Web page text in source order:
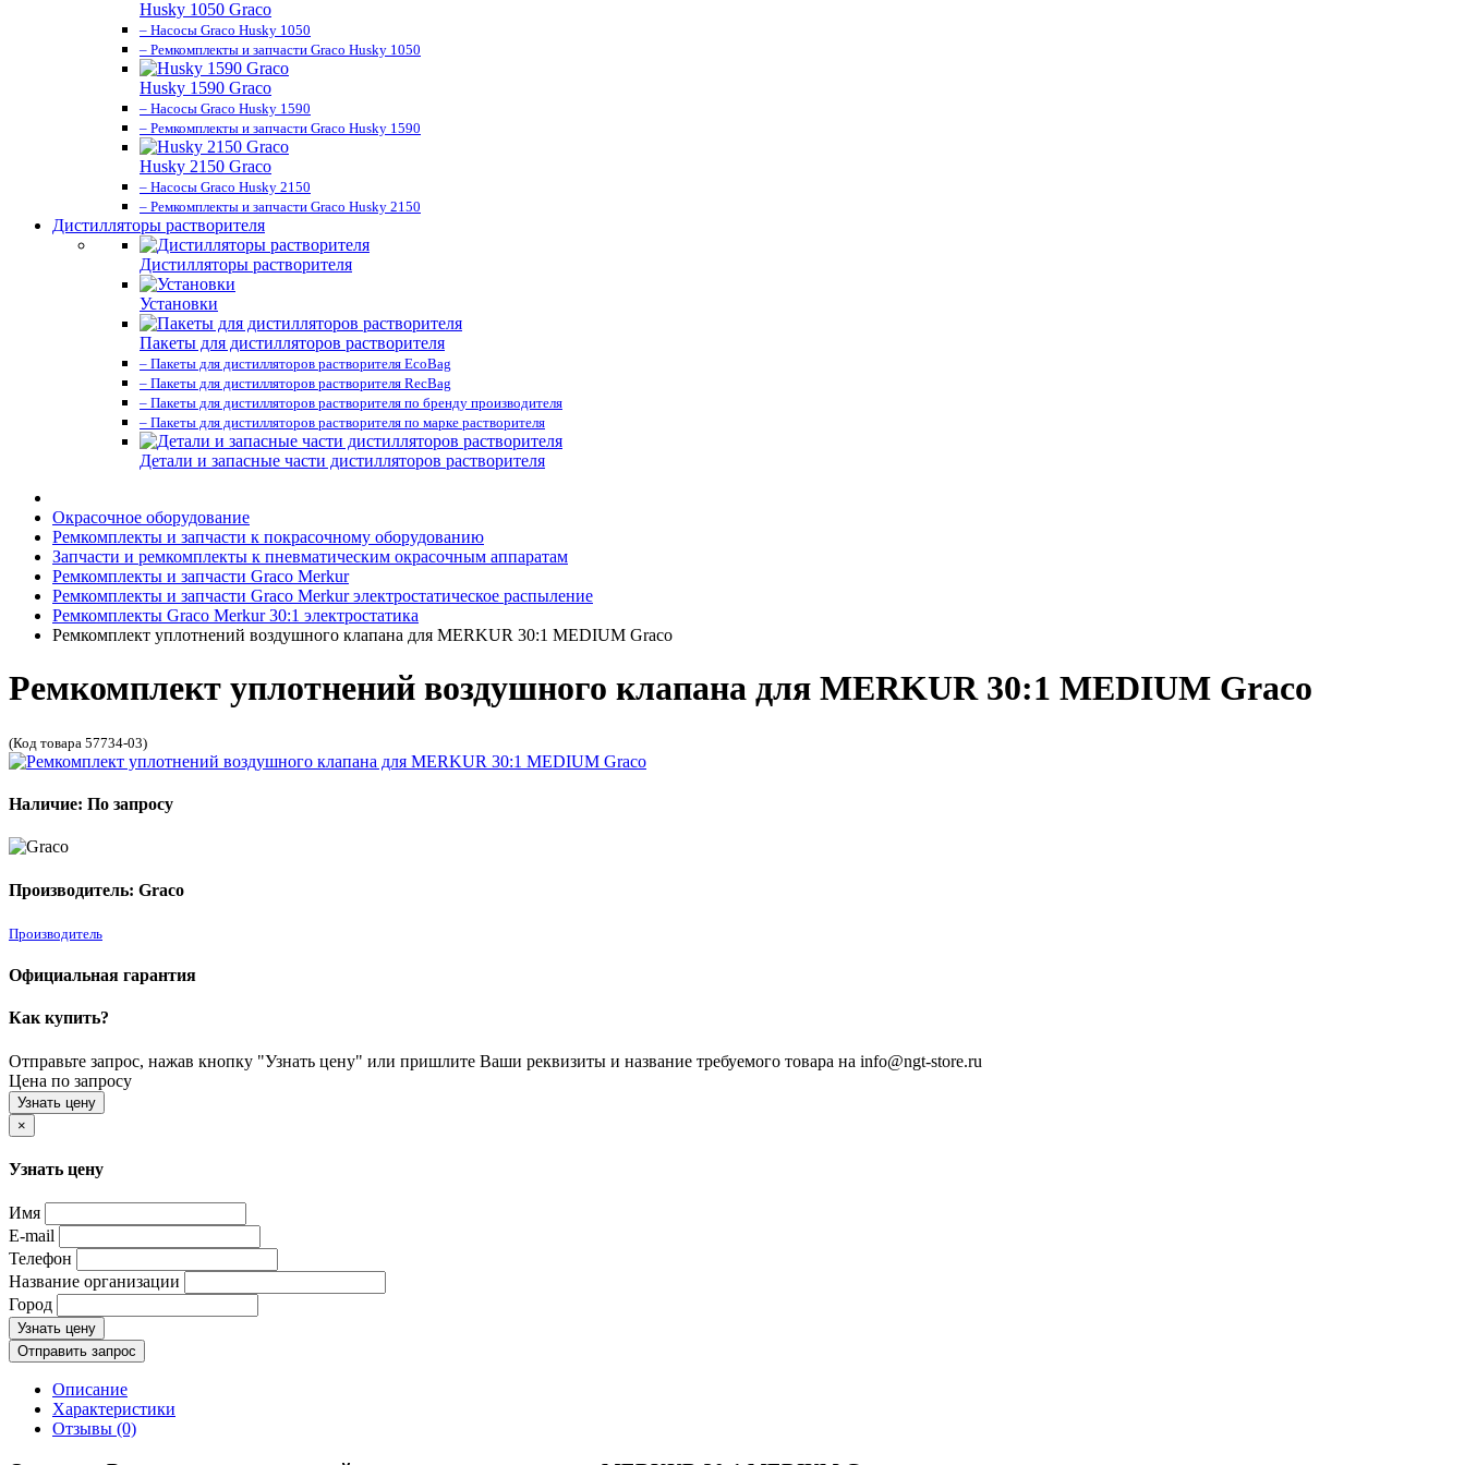
Husky 1050 Graco
– Насосы Graco Husky 1050
– Ремкомплекты и запчасти Graco Husky 1050
Husky 1590 Graco
– Насосы Graco Husky 1590
– Ремкомплекты и запчасти Graco Husky 1590
Husky 2150 Graco
– Насосы Graco Husky 2150
– Ремкомплекты и запчасти Graco Husky 2150
Дистилляторы растворителя
Дистилляторы растворителя
Установки
Пакеты для дистилляторов растворителя
– Пакеты для дистилляторов растворителя EcoBag
– Пакеты для дистилляторов растворителя RecBag
– Пакеты для дистилляторов растворителя по бренду производителя
– Пакеты для дистилляторов растворителя по марке растворителя
Детали и запасные части дистилляторов растворителя
Окрасочное оборудование
Ремкомплекты и запчасти к покрасочному оборудованию
Запчасти и ремкомплекты к пневматическим окрасочным аппаратам
Ремкомплекты и запчасти Graco Merkur
Ремкомплекты и запчасти Graco Merkur электростатическое распыление
Ремкомплекты Graco Merkur 30:1 электростатика
Ремкомплект уплотнений воздушного клапана для MERKUR 30:1 MEDIUM Graco
Ремкомплект уплотнений воздушного клапана для MERKUR 30:1 MEDIUM Graco
(Код товара 57734-03)
Наличие: По запросу
Производитель: Graco
Производитель
Официальная гарантия
Как купить?
Отправьте запрос, нажав кнопку "Узнать цену" или пришлите Ваши реквизиты и название требуемого товара на info@ngt-store.ru
Цена по запросу
Узнать цену
×
Узнать цену
Имя
E-mail
Телефон
Название организации
Город
Узнать цену
Отправить запрос
Описание
Характеристики
Отзывы (0)